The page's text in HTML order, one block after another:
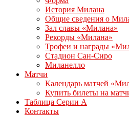
История Милана
Общие сведения о
Зал славы «Милана»
Рекорды «Милана»
Трофеи и награды
Стадион Сан-Сиро
Миланелло
Матчи
Календарь матчей
Купить билеты на
Таблица Серии А
Контакты